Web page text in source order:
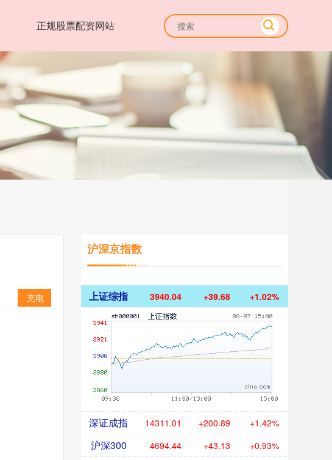
正规股票配资网站
充电
沪深京指数
上证综指 3940.04 +39.68 +1.02%
深证成指 14311.01 +200.89 +1.42%
沪深300 4694.44 +43.13 +0.93%